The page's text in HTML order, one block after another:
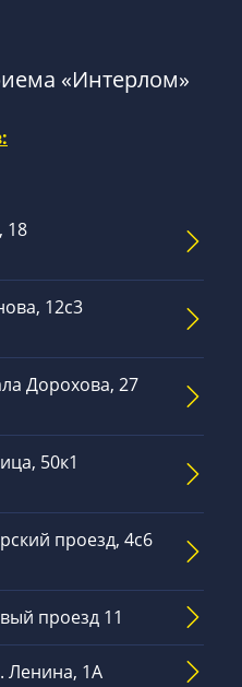
«Интерлом»
18
12с3
Дорохова, 27
50к1
проезд, 4с6
проезд 11
Ленина, 1А